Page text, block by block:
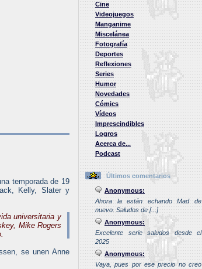
temporada de 19
Kelly, Slater y
universitaria y
Mike Rogers
se unen Anne
Cine
Videojuegos
Manganime
Miscelánea
Fotografía
Deportes
Reflexiones
Series
Humor
Novedades
Cómics
Vídeos
Imprescindibles
Logros
Acerca de...
Podcast
Últimos comentarios
Anonymous:
Ahora la están echando Mad de
nuevo. Saludos de [...]
Anonymous:
Excelente serie saludos desde el
2025
Anonymous:
Vaya, pues por ese precio no creo